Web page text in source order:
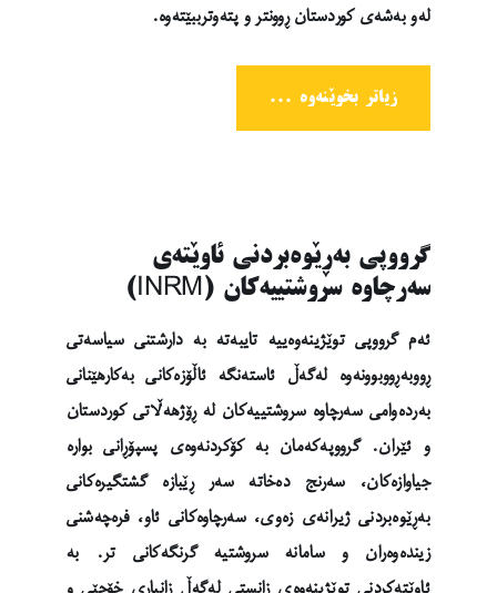
لەو بەشەی کوردستان ڕوونتر و پتەوترببێتەوە.
زیاتر بخوێنەوە ...
گرووپی بەڕێوەبردنی ئاوێتەی
سەرچاوە سروشتییەکان (INRM)
ئەم گرووپی توێژینەوەییە تایبەتە بە ‏دارشتنی سیاسەتی
ڕووبەڕووبوونەوە لەگەڵ ئاستەنگە ئاڵۆزەکانی بەکارهێنانی
بەردەوامی ‏سەرچاوە سروشتییەکان لە ڕۆژهەڵاتی کوردستان
و ئێران. گرووپەکەمان بە کۆکردنەوەی ‏پسپۆڕانی بوارە
جیاوازەکان، سەرنج دەخاتە سەر ڕێبازە گشتگیرەکانی
بەڕێوەبردنی ژیرانەی ‏زەوی، سەرچاوەکانی ئاو، فرەچەشنی
زیندەوەران و سامانە سروشتیە گرنگەکانی تر. بە